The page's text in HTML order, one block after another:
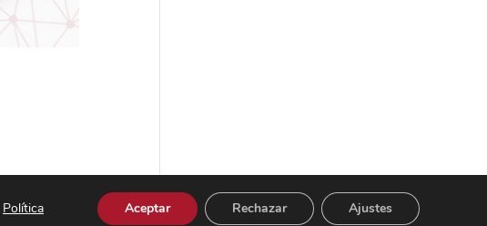
Política
Aceptar Rechazar Ajustes